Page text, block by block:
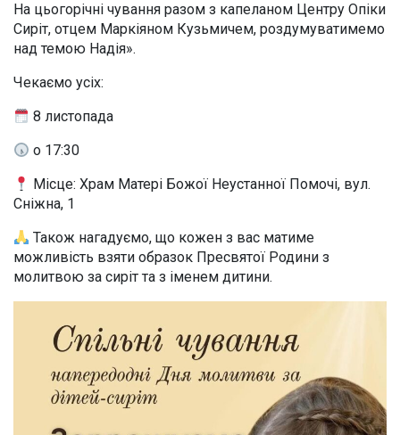
На цьогорічні чування разом з капеланом Центру Опіки
Сиріт, отцем Маркіяном Кузьмичем, роздумуватимемо
над темою Надія».
Чекаємо усіх:
8 листопада
о 17:30
Місце: Храм Матері Божої Неустанної Помочі, вул.
Сніжна, 1
Також нагадуємо, що кожен з вас матиме
можливість взяти образок Пресвятої Родини з
молитвою за сиріт та з іменем дитини.